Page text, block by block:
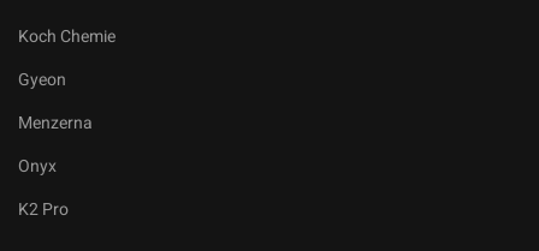
Koch Chemie
Gyeon
Menzerna
Onyx
K2 Pro